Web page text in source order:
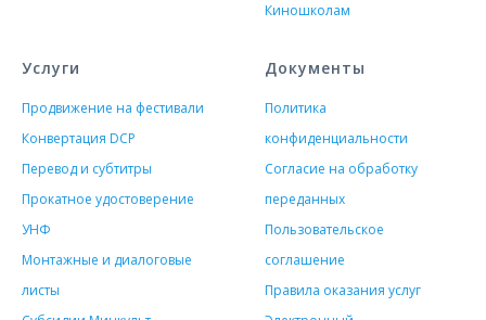
Киношколам
Услуги
Продвижение на фестивали
Конвертация DCP
Перевод и субтитры
Прокатное удостоверение
УНФ
Монтажные и диалоговые
листы
Документы
Политика
конфиденциальности
Согласие на обработку
переданных
Пользовательское
соглашение
Правила оказания услуг